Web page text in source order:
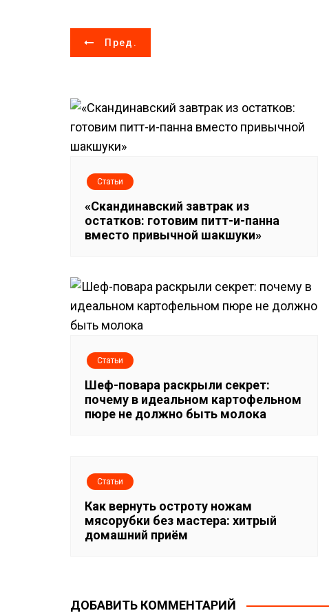
Н
в
и
г
я
п
о
м
Пред.
Статьи
«Скандинавский завтрак из
остатков: готовим питт-и-панна
вместо привычной шакшуки»
Статьи
Шеф-повара раскрыли секрет:
почему в идеальном картофельном
пюре не должно быть молока
Статьи
Как вернуть остроту ножам
мясорубки без мастера: хитрый
домашний приём
ДОБАВИТЬ КОММЕНТАРИЙ